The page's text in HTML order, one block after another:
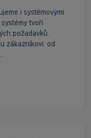
i systémovými
tvoří
požadavků.
zákazníkovi: od